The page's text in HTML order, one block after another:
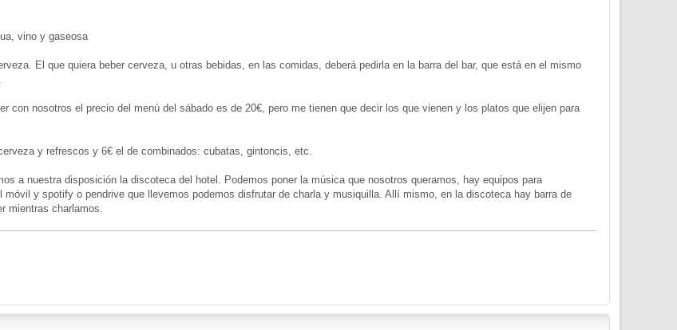
vino y gaseosa
El que quiera beber cerveza, u otras bebidas, en las comidas, deberá pedirla en la barra del bar, que está en el mismo
con nosotros el precio del menú del sábado es de 20€, pero me tienen que decir los que vienen y los platos que elijen para
y refrescos y 6€ el de combinados: cubatas, gintoncis, etc.
a nuestra disposición la discoteca del hotel. Podemos poner la música que nosotros queramos, hay equipos para
móvil y spotify o pendrive que llevemos podemos disfrutar de charla y musiquilla. Allí mismo, en la discoteca hay barra de
mientras charlamos.